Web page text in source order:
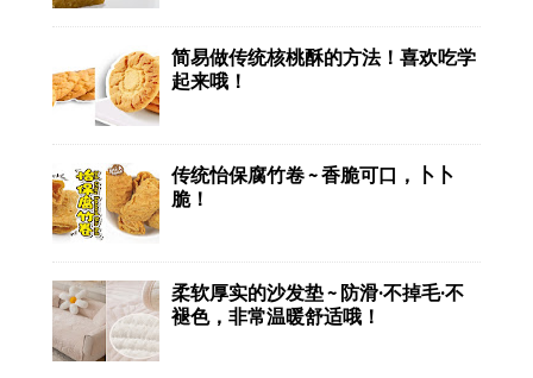
简易做传统核桃酥的方法！喜欢吃学
起来哦！
传统怡保腐竹卷 ~ 香脆可口，卜卜
脆！
柔软厚实的沙发垫 ~ 防滑·不掉毛·不
褪色，非常温暖舒适哦！